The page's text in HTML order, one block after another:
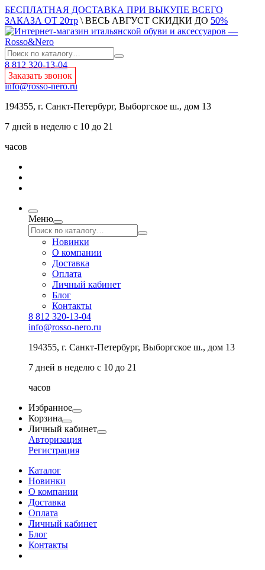
БЕСПЛАТНАЯ ДОСТАВКА ПРИ ВЫКУПЕ ВСЕГО
ЗАКАЗА ОТ 20тр \ ВЕСЬ АВГУСТ СКИДКИ ДО 50%
8 812 320-13-04
Заказать звонок
info@rosso-nero.ru
194355, г. Санкт-Петербург, Выборгское ш., дом 13
7 дней в неделю с 10 до 21
часов
Меню
Новинки
О компании
Доставка
Оплата
Личный кабинет
Блог
Контакты
8 812 320-13-04
info@rosso-nero.ru
194355, г. Санкт-Петербург, Выборгское ш., дом 13
7 дней в неделю с 10 до 21
часов
Избранное
Корзина
Личный кабинет
Авторизация
Регистрация
Каталог
Новинки
О компании
Доставка
Оплата
Личный кабинет
Блог
Контакты